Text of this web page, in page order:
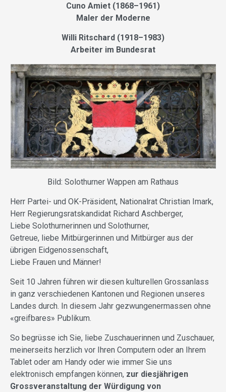
Cuno Amiet (1868–1961)
Maler der Moderne
Willi Ritschard (1918–1983)
Arbeiter im Bundesrat
Bild: Solothurner Wappen am Rathaus
Herr Partei- und OK-Präsident, Nationalrat Christian Imark,
Herr Regierungsratskandidat Richard Aschberger,
Liebe Solothurnerinnen und Solothurner,
Getreue, liebe Mitbürgerinnen und Mitbürger aus der
übrigen Eidgenossenschaft,
Liebe Frauen und Männer!
Seit 10 Jahren führen wir diesen kulturellen Grossanlass
in ganz verschiedenen Kantonen und Regionen unseres
Landes durch. In diesem Jahr gezwungenermassen ohne
«greifbares» Publikum.
So begrüsse ich Sie, liebe Zuschauerinnen und Zuschauer,
meinerseits herzlich vor Ihren Computern oder an Ihrem
Tablet oder am Handy oder wie immer Sie uns
elektronisch empfangen können, zur diesjährigen
Grossveranstaltung der Würdigung von